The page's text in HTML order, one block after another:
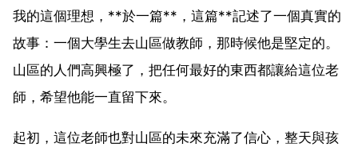
我的這個理想，**於一篇**，這篇**記述了一個真實的
故事：一個大學生去山區做教師，那時候他是堅定的。
山區的人們高興極了，把任何最好的東西都讓給這位老
師，希望他能一直留下來。
起初，這位老師也對山區的未來充滿了信心，整天與孩